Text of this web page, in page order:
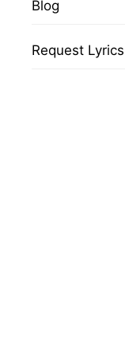
Blog
Request Lyrics